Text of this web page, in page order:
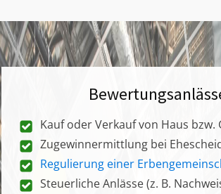
Kauf oder Verkauf von Haus
Zugewinnermittlung bei
Regulierung einer
Steuerliche Anlässe (z. B.